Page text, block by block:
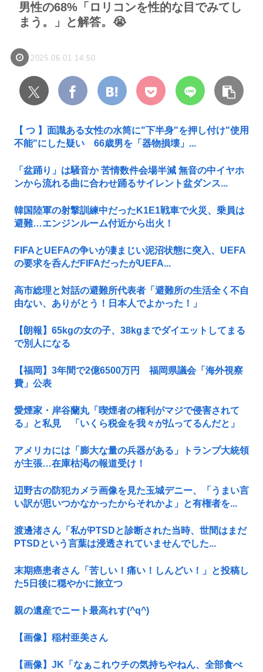
男性の68%「ロリコンを性的な目でみてし
まう。」と解答。😭
2025.06.01 14:50
【 つ 】面識ある女性の水筒に"下半身"を押し付け"使用
不能"にした疑い 66歳男を「器物損壊」...
「盆踊り」は騒音か 苦情数件会場半減 無音の中イヤホ
ンから流れる曲に合わせ踊るサイレント盆ダンス...
韓国陸軍の射撃訓練中だったK1E1戦車で火災、乗員は
避難…エンジンルーム付近から出火！
FIFAとUEFAの争いが凄まじい泥沼状態に突入、UEFA
の要求を呑んだFIFAだったがUEFA...
高市総理と対話の避難所代表者「避難所の生活全く不自
由ない、ありがとう！日本人でよかった！」
【朗報】65kgの女の子、38kgまでダイエットしてまる
で別人になる
【福岡】3年間で2億6500万円 福岡県議会「海外視察
費」公表
愛煙家・岸谷蘭丸「喫煙者の権利がマジで侵害されて
る」と私見 「いくら税金を我々が払ってるんだと」
アメリカには「膨大な量の兵器がある」トランプ大統領
が主張…在庫枯渇の報道受け！
辺野古の防犯カメラ画像を見た玉城デニー、「うまい言
い訳が思いつかなかったからそれかよ」と有権者を...
渡邊渚さん「私がPTSDと診断された当時、世間はまだ
PTSDという言葉は浸透されていませんでした...
末期癌患者さん「苦しい！痛い！しんどい！」と投稿し
た5日後に穏やかに旅立つ
親の遺産でニート最高れす(^q^)
【画像】稲村亜美さん
【画像】JK「なぁこれウチの気持ちやねん、全部食べ